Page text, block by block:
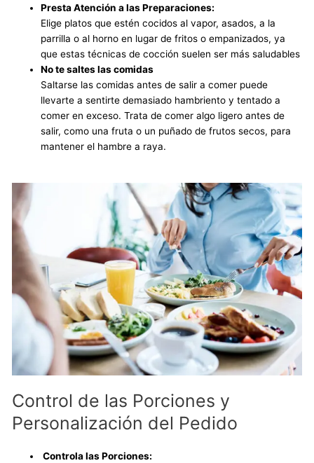
Presta Atención a las Preparaciones:
Elige platos que estén cocidos al vapor, asados, a la
parrilla o al horno en lugar de fritos o empanizados, ya
que estas técnicas de cocción suelen ser más saludables
No te saltes las comidas
Saltarse las comidas antes de salir a comer puede
llevarte a sentirte demasiado hambriento y tentado a
comer en exceso. Trata de comer algo ligero antes de
salir, como una fruta o un puñado de frutos secos, para
mantener el hambre a raya.
Control de las Porciones y
Personalización del Pedido
Controla las Porciones: